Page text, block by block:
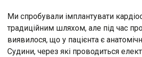
Ми спробували імплантувати
традиційним шляхом, але під час
виявилося, що у пацієнта є
Судини, через які проводиться